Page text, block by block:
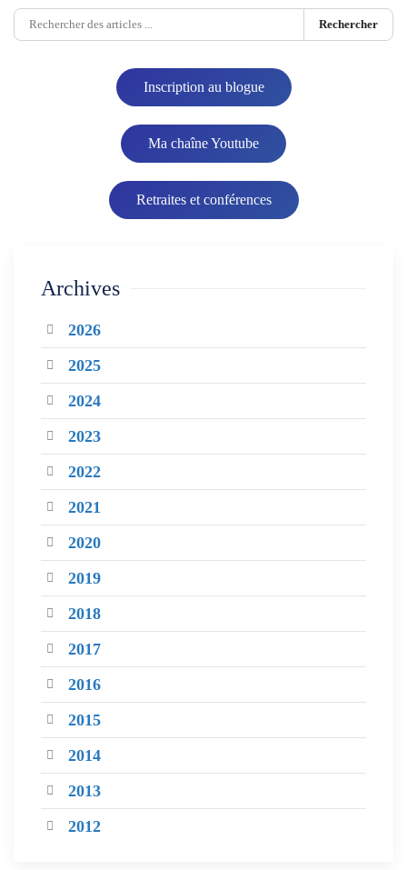
Rechercher
Inscription au blogue
Ma chaîne Youtube
Retraites et conférences
Archives
2026
2025
2024
2023
2022
2021
2020
2019
2018
2017
2016
2015
2014
2013
2012